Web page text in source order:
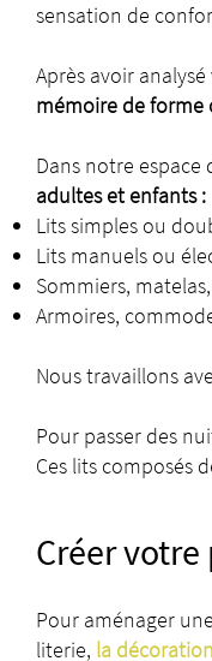
sensation de
Après avoir
mémoire de forme
Dans notre
adultes et enfants :
Lits simples ou
Lits manuels ou
Sommiers,
Armoires,
Nous travaillons
Pour passer des
Ces lits composés
Créer
Pour aménager
literie, la décoration